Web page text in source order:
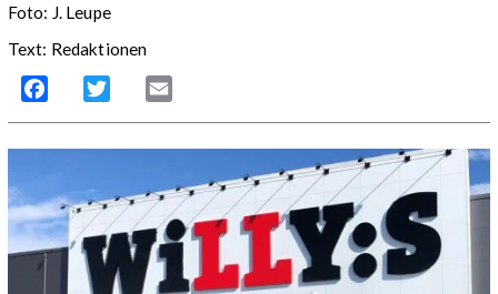
Foto: J. Leupe
Text: Redaktionen
Facebook Twitter